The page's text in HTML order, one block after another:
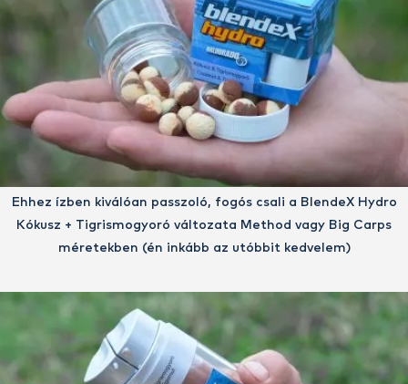
Ehhez ízben kiválóan passzoló, fogós csali a BlendeX Hydro
Kókusz + Tigrismogyoró változata Method vagy Big Carps
méretekben (én inkább az utóbbit kedvelem)